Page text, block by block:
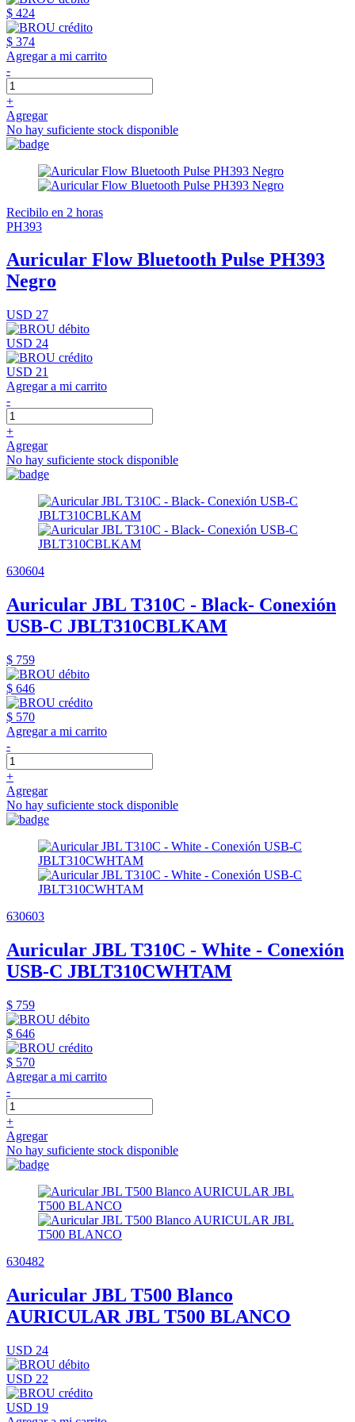
$ 424
$ 374
Agregar a mi carrito
-
+
Agregar
No hay suficiente stock disponible
Recibilo en 2 horas
PH393
Auricular Flow Bluetooth Pulse PH393
Negro
USD 27
USD 24
USD 21
Agregar a mi carrito
-
+
Agregar
No hay suficiente stock disponible
630604
Auricular JBL T310C - Black- Conexión
USB-C JBLT310CBLKAM
$ 759
$ 646
$ 570
Agregar a mi carrito
-
+
Agregar
No hay suficiente stock disponible
630603
Auricular JBL T310C - White - Conexión
USB-C JBLT310CWHTAM
$ 759
$ 646
$ 570
Agregar a mi carrito
-
+
Agregar
No hay suficiente stock disponible
630482
Auricular JBL T500 Blanco
AURICULAR JBL T500 BLANCO
USD 24
USD 22
USD 19